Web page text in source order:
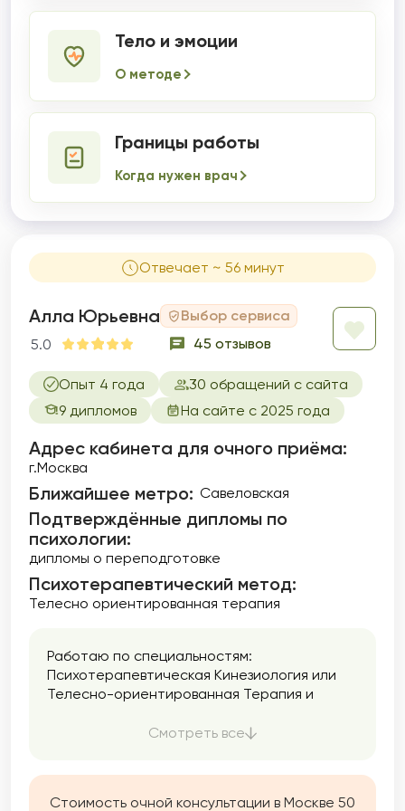
Тело и эмоции
О методе
Границы работы
Когда нужен врач
Отвечает ~ 56 минут
Алла Юрьевна
Выбор сервиса
5.0
45 отзывов
Опыт 4 года
30 обращений с сайта
9 дипломов
На сайте с 2025 года
Адрес кабинета для очного приёма:
г.Москва
Ближайшее метро: Савеловская
Подтверждённые дипломы по
психологии:
дипломы о переподготовке
Психотерапевтический метод:
Телесно ориентированная терапия
Работаю по специальностям:
Психотерапевтическая Кинезиология или
Телесно-ориентированная Терапия и
Ответственности FACT и ACT (КПТ 3-й
Смотреть все
Стоимость очной консультации в Москве 50